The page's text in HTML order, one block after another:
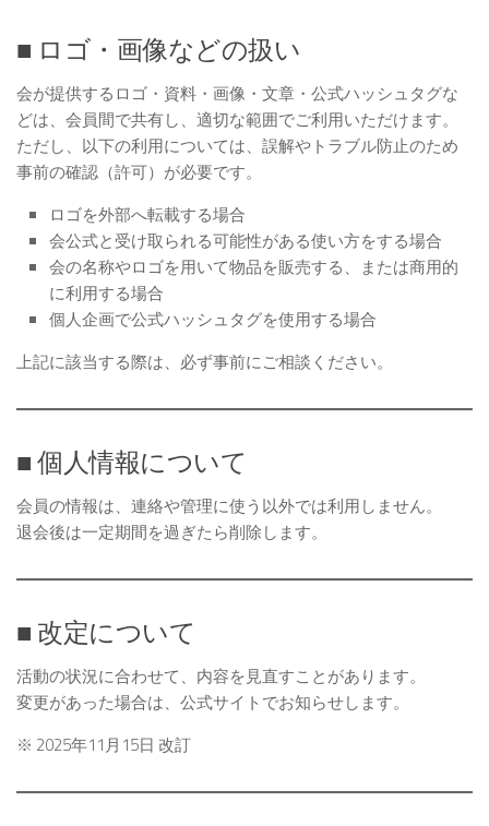
■ ロゴ・画像などの扱い
会が提供するロゴ・資料・画像・文章・公式ハッシュタグな
どは、会員間で共有し、適切な範囲でご利用いただけます。
ただし、以下の利用については、誤解やトラブル防止のため
事前の確認（許可）が必要です。
ロゴを外部へ転載する場合
会公式と受け取られる可能性がある使い方をする場合
会の名称やロゴを用いて物品を販売する、または商用的
に利用する場合
個人企画で公式ハッシュタグを使用する場合
上記に該当する際は、必ず事前にご相談ください。
■ 個人情報について
会員の情報は、連絡や管理に使う以外では利用しません。
退会後は一定期間を過ぎたら削除します。
■ 改定について
活動の状況に合わせて、内容を見直すことがあります。
変更があった場合は、公式サイトでお知らせします。
※ 2025年11月15日 改訂